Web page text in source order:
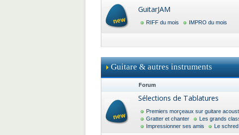
GuitarJAM
RIFF du mois IMPRO du mois
Guitare & autres instruments
Forum
Sélections de Tablatures
Premiers morçeaux sur guitare
Gratter et chanter
Les grands
Impressionner ses amis
Le schred